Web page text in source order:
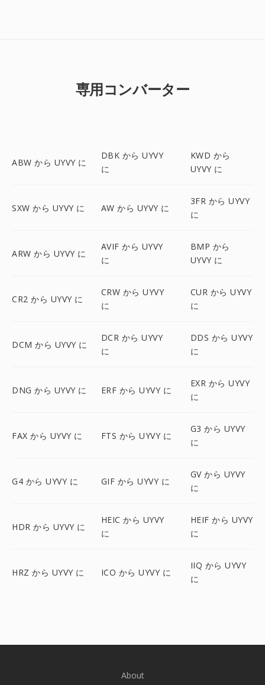
専用コンバーター
ABW から UYVY に
DBK から UYVY
に
KWD から
UYVY に
SXW から UYVY に AW から UYVY に
3FR から UYVY
に
ARW から UYVY に
AVIF から UYVY
に
BMP から
UYVY に
CR2 から UYVY に
CRW から UYVY
に
CUR から UYVY
に
DCM から UYVY に
DCR から UYVY
に
DDS から UYVY
に
DNG から UYVY に ERF から UYVY に
EXR から UYVY
に
FAX から UYVY に FTS から UYVY に
G3 から UYVY
に
G4 から UYVY に GIF から UYVY に
GV から UYVY
に
HDR から UYVY に
HEIC から UYVY
に
HEIF から UYVY
に
HRZ から UYVY に ICO から UYVY に
IIQ から UYVY
に
About